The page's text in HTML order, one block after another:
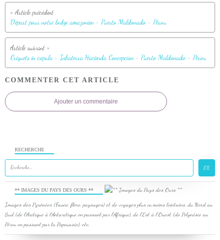
Départ pour notre lodge amazonien - Puerto Maldonado - Pérou
Criquets in copula - Inkaterra Hacienda Concepcion - Puerto Maldonado - Pérou
COMMENTER CET ARTICLE
Ajouter un commentaire
RECHERCHE
** IMAGES DU PAYS DES OURS **
Images des Pyrénées (Faune, flore, paysages) et de voyages plus ou moins lointains, du Nord au
Sud (de l'Arctique à l'Antarctique en passant par l'Afrique), de l'Est à l'Ouest (de Polynésie au
Pérou en passant par la Papouasie), etc.